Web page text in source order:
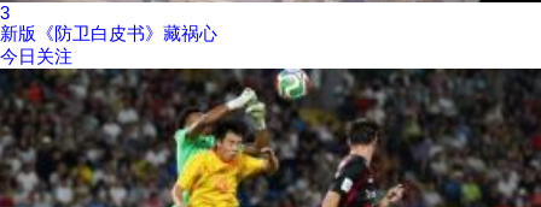
3
新版《防卫白皮书》藏祸心
今日关注